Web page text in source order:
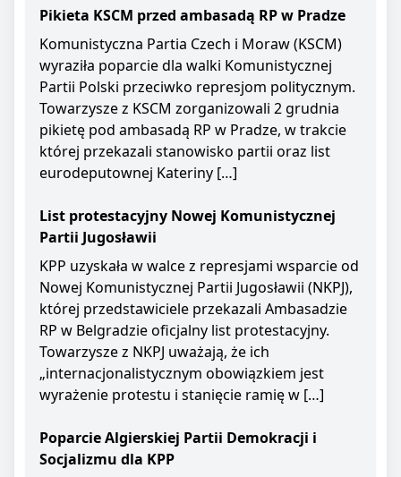
Pikieta KSCM przed ambasadą RP w Pradze
Komunistyczna Partia Czech i Moraw (KSCM)
wyraziła poparcie dla walki Komunistycznej
Partii Polski przeciwko represjom politycznym.
Towarzysze z KSCM zorganizowali 2 grudnia
pikietę pod ambasadą RP w Pradze, w trakcie
której przekazali stanowisko partii oraz list
eurodeputownej Kateriny […]
List protestacyjny Nowej Komunistycznej
Partii Jugosławii
KPP uzyskała w walce z represjami wsparcie od
Nowej Komunistycznej Partii Jugosławii (NKPJ),
której przedstawiciele przekazali Ambasadzie
RP w Belgradzie oficjalny list protestacyjny.
Towarzysze z NKPJ uważają, że ich
„internacjonalistycznym obowiązkiem jest
wyrażenie protestu i stanięcie ramię w […]
Poparcie Algierskiej Partii Demokracji i
Socjalizmu dla KPP